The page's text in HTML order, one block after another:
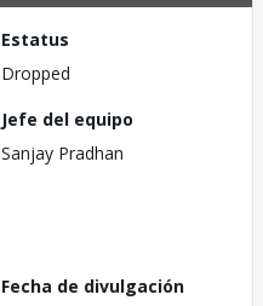
Estatus
Dropped
Jefe del equipo
Sanjay Pradhan
Fecha de divulgación